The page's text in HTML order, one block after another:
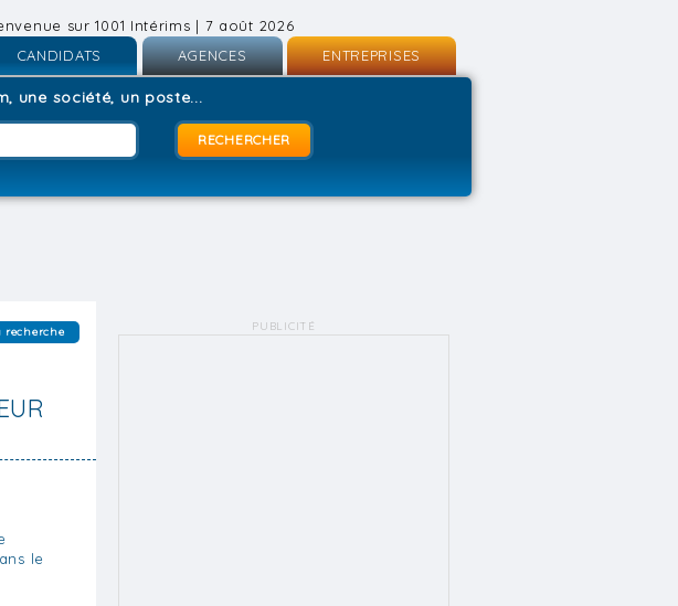
sur 1001 Intérims | 7 août 2026
CANDIDATS
Inscription
AGENCES
Inscription
Connexion
ENTREPRISES
une société, un poste...
recherche
le
PUBLICITÉ